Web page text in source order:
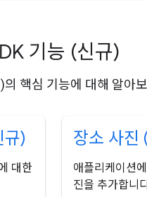
기능 (신규)
핵심 기능에 대해 알아
규)
대한
장소 사진
애플리케이션
진을 추가합니